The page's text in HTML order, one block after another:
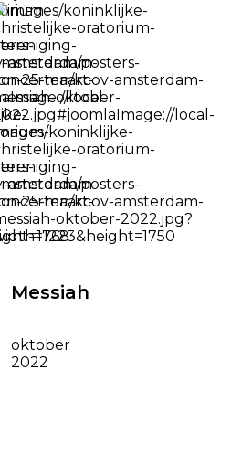
Messiah
oktober
2022